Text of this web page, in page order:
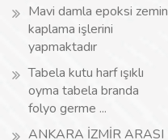
Mavi damla epoksi zemin
kaplama işlerini
yapmaktadır
Tabela kutu harf ışıklı
oyma tabela branda
folyo germe ...
ANKARA İZMİR ARASI